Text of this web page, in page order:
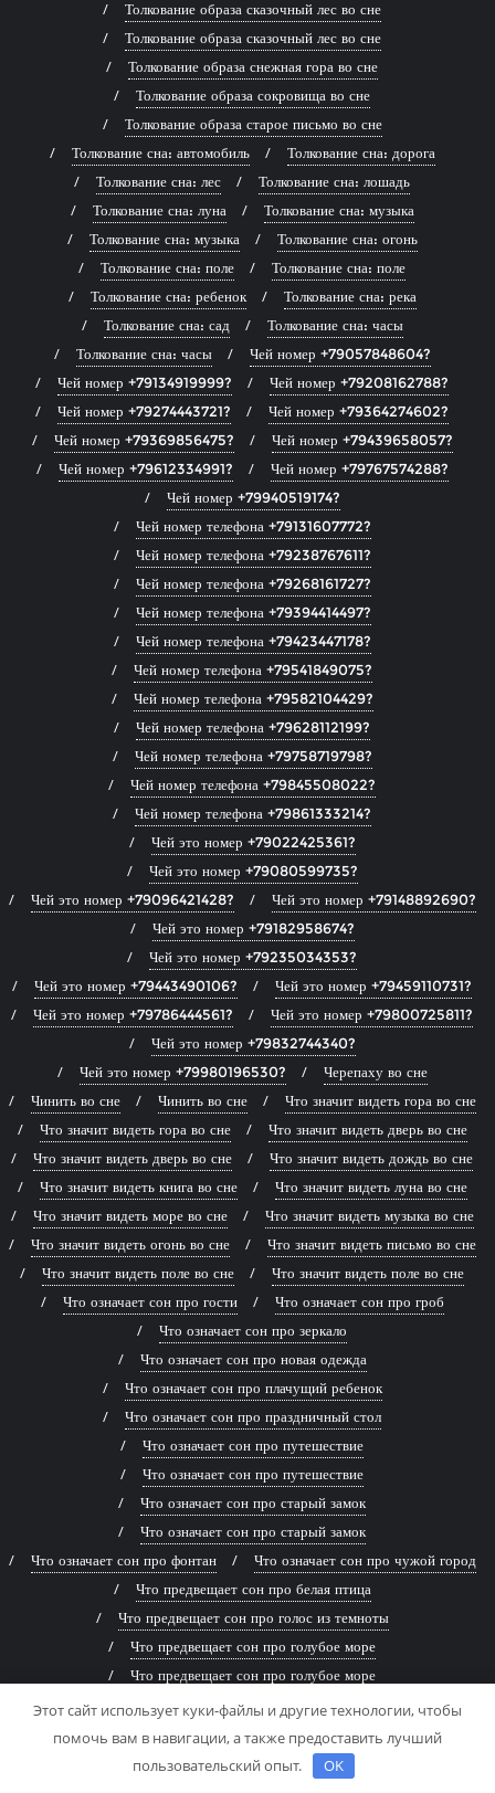
Толкование образа сказочный лес во сне
Толкование образа сказочный лес во сне
Толкование образа снежная гора во сне
Толкование образа сокровища во сне
Толкование образа старое письмо во сне
Толкование сна: автомобиль
Толкование сна: дорога
Толкование сна: лес
Толкование сна: лошадь
Толкование сна: луна
Толкование сна: музыка
Толкование сна: музыка
Толкование сна: огонь
Толкование сна: поле
Толкование сна: поле
Толкование сна: ребенок
Толкование сна: река
Толкование сна: сад
Толкование сна: часы
Толкование сна: часы
Чей номер +79057848604?
Чей номер +79134919999?
Чей номер +79208162788?
Чей номер +79274443721?
Чей номер +79364274602?
Чей номер +79369856475?
Чей номер +79439658057?
Чей номер +79612334991?
Чей номер +79767574288?
Чей номер +79940519174?
Чей номер телефона +79131607772?
Чей номер телефона +79238767611?
Чей номер телефона +79268161727?
Чей номер телефона +79394414497?
Чей номер телефона +79423447178?
Чей номер телефона +79541849075?
Чей номер телефона +79582104429?
Чей номер телефона +79628112199?
Чей номер телефона +79758719798?
Чей номер телефона +79845508022?
Чей номер телефона +79861333214?
Чей это номер +79022425361?
Чей это номер +79080599735?
Чей это номер +79096421428?
Чей это номер +79148892690?
Чей это номер +79182958674?
Чей это номер +79235034353?
Чей это номер +79443490106?
Чей это номер +79459110731?
Чей это номер +79786444561?
Чей это номер +79800725811?
Чей это номер +79832744340?
Чей это номер +79980196530?
Черепаху во сне
Чинить во сне
Чинить во сне
Что значит видеть гора во сне
Что значит видеть гора во сне
Что значит видеть дверь во сне
Что значит видеть дверь во сне
Что значит видеть дождь во сне
Что значит видеть книга во сне
Что значит видеть луна во сне
Что значит видеть море во сне
Что значит видеть музыка во сне
Что значит видеть огонь во сне
Что значит видеть письмо во сне
Что значит видеть поле во сне
Что значит видеть поле во сне
Что означает сон про гости
Что означает сон про гроб
Что означает сон про зеркало
Что означает сон про новая одежда
Что означает сон про плачущий ребенок
Что означает сон про праздничный стол
Что означает сон про путешествие
Что означает сон про путешествие
Что означает сон про старый замок
Что означает сон про старый замок
Что означает сон про фонтан
Что означает сон про чужой город
Что предвещает сон про белая птица
Что предвещает сон про голос из темноты
Что предвещает сон про голубое море
Что предвещает сон про голубое море
Что предвещает сон про древняя книга
Что предвещает сон про живописная река
Что предвещает сон про заброшенный дом
Этот сайт использует куки-файлы и другие технологии, чтобы
помочь вам в навигации, а также предоставить лучший
пользовательский опыт.
OK